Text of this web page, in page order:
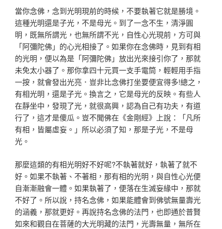
當你念佛，念到光明現前的時候，不要執著它就是勝境。
這種光明還是子光，不是母光。到了一念不生，清淨圓
明，既無所謂光，也無所謂不光，自性心光現前，方可與
「阿彌陀佛」的心光相接了。如果你在念佛時，見到有相
的光明，便以為是「阿彌陀佛」放出光來接引你了，那就
未免太小器了。那你拿四十元買一支手電筒，輕輕用手指
一按，就會發出光亮．豈非比念佛打坐要便宜得多!總之，
有相光明，還是子光。換言之，它是母光的反映。有些人
在靜坐中，發現了光，就很高興，認為自己有功夫，有道
行了，這才是傻瓜。豈不聞佛在《金剛經》上說：「凡所
有相，皆屬虛妄。」所以必須了知，那是子光，不是母
光。
那麼這類的有相光明好不好呢?不執著就好，執著了就不
好。如果不執著、不著相，那有相的光明，與自性心光便
自漸漸融會一體。如果執著了，便落在生滅妄緣中，那就
不好了。所以說，持名念佛，如果能體會到佛號無量壽光
的涵義，那就更好。再說持名念佛的法門，也即通於普賢
如來和觀自在菩薩的大光明藏的法門，光壽無量，無所在